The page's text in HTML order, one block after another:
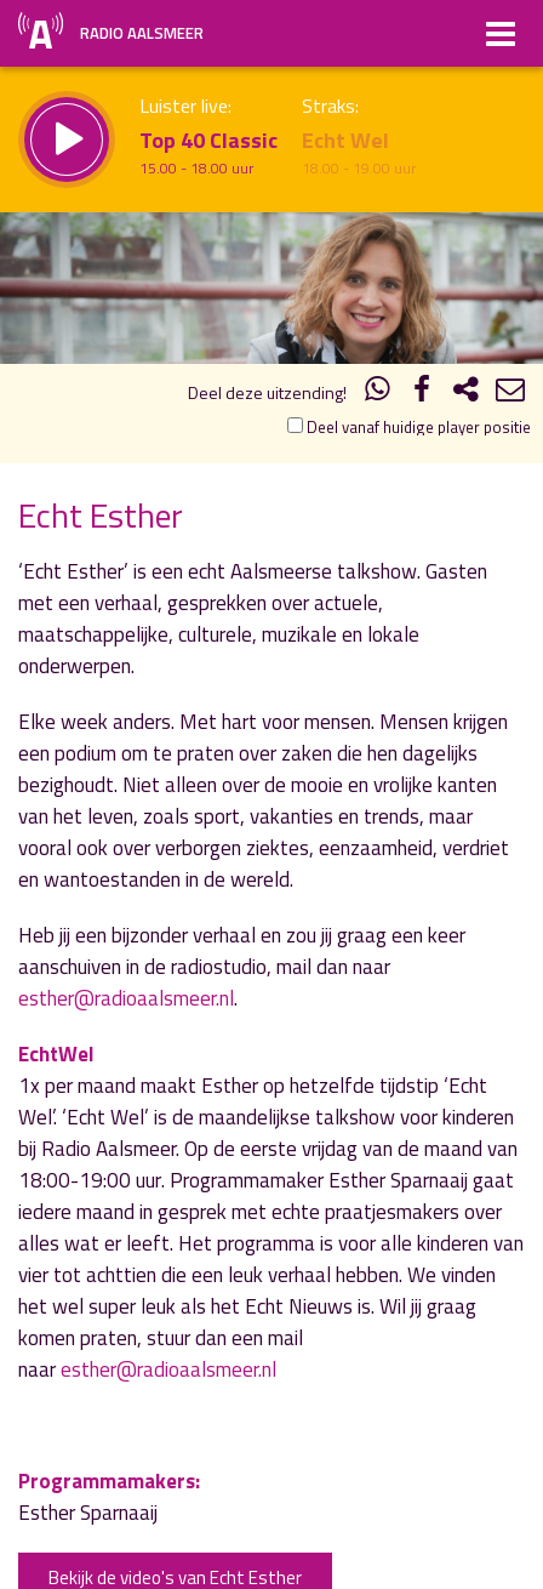
RADIO AALSMEER
Luister live:
Top 40 Classic
15.00 - 18.00 uur
Straks:
Echt Wel
18.00 - 19.00 uur
19.00 20.00
Vorig uur uur 1 van 1 Volgend uur
Inklappen
Deel deze uitzending!
Deel vanaf huidige player positie
Echt Esther
‘Echt Esther’ is een echt Aalsmeerse talkshow. Gasten
met een verhaal, gesprekken over actuele,
maatschappelijke, culturele, muzikale en lokale
onderwerpen.
Elke week anders. Met hart voor mensen. Mensen krijgen
een podium om te praten over zaken die hen dagelijks
bezighoudt. Niet alleen over de mooie en vrolijke kanten
van het leven, zoals sport, vakanties en trends, maar
vooral ook over verborgen ziektes, eenzaamheid, verdriet
en wantoestanden in de wereld.
Heb jij een bijzonder verhaal en zou jij graag een keer
aanschuiven in de radiostudio, mail dan naar
esther@radioaalsmeer.nl.
EchtWel
1x per maand maakt Esther op hetzelfde tijdstip ‘Echt
Wel’. ‘Echt Wel’ is de maandelijkse talkshow voor kinderen
bij Radio Aalsmeer. Op de eerste vrijdag van de maandvan
18:00-19:00 uur. Programmamaker Esther Sparnaaij gaat
iedere maand in gesprek met echte praatjesmakers over
alles wat er leeft. Het programma is voor alle kinderen van
vier tot achttien die een leuk verhaal hebben. We vinden
het wel super leuk als het Echt Nieuws is. Wil jij graag
komen praten, stuur dan een mail
naaresther@radioaalsmeer.nl
Programmamakers:
Esther Sparnaaij
Bekijk de video's van Echt Esther